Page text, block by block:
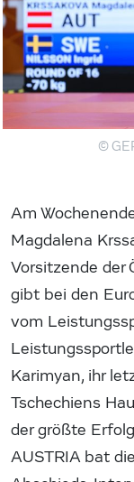
©
Am
Magdalena
Vorsitzende der
gibt bei den
vom
Karimyan, ihr
Tschechiens
der größte
AUSTRIA bat